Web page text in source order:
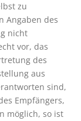
zu
Angaben des
nicht
vor, das
des
aus
sind,
Empfängers,
möglich, so ist